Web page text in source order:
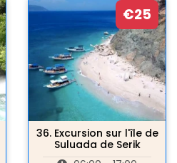
€25
36. Excursion sur l'île de
Suluada de Serik